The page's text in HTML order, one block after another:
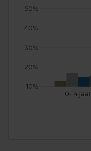
0-14 jaar
10%
20%
30%
40%
50%